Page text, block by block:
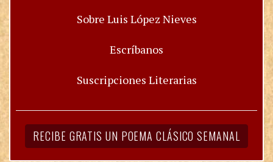
Sobre Luis López Nieves
Escríbanos
Suscripciones Literarias
RECIBE GRATIS UN POEMA CLÁSICO SEMANAL